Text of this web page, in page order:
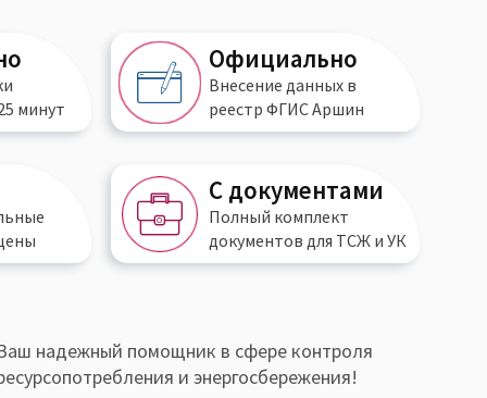
минут
Официально
Внесение данных в
реестр ФГИС Аршин
С документами
Полный комплект
документов для ТСЖ и УК
надежный помощник в сфере контроля
и энергосбережения!